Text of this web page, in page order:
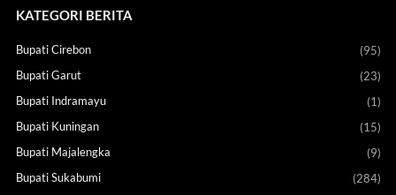
KATEGORI BERITA
Bupati Cirebon
(95)
Bupati Garut
(23)
Bupati Indramayu
(1)
Bupati Kuningan
(15)
Bupati Majalengka
(9)
Bupati Sukabumi
(284)